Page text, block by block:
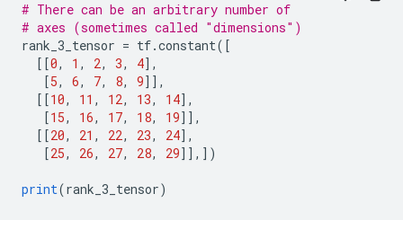
# There can be an arbitrary number of
# axes (sometimes called "dimensions")
rank_3_tensor = tf.constant([
[[0, 1 , 2, 3, 4],
[5, 6, 7, 8, 9]],
[[10, 11 , 12, 13, 14],
[15, 16, 17, 18, 19]],
[[20, 21 , 22, 23, 24],
[25, 26, 27, 28, 29]],])
print(rank_3_tensor)